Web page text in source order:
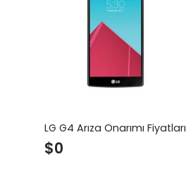
LG G4 Arıza Onarımı Fiyatları
$0